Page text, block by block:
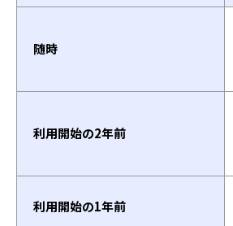
随時
利用開始の2年前
利用開始の1年前